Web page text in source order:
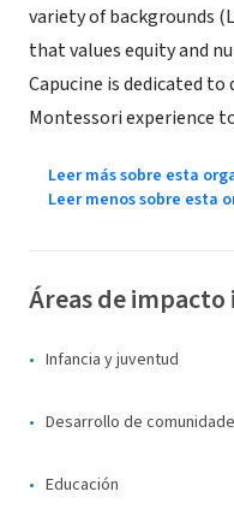
variety of backgrounds
that values equity and
Capucine is dedicated
Montessori experience
Leer más sobre esta
Leer menos sobre esta
Áreas de impacto
Infancia y juventud
Desarrollo de
Educación